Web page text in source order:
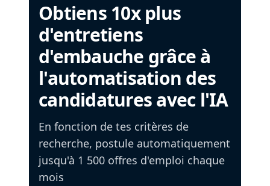
Obtiens 10x plus
d'entretiens
d'embauche grâce à
l'automatisation des
candidatures avec l'IA
En fonction de tes critères de
recherche, postule automatiquement
jusqu'à 1 500 offres d'emploi chaque
mois